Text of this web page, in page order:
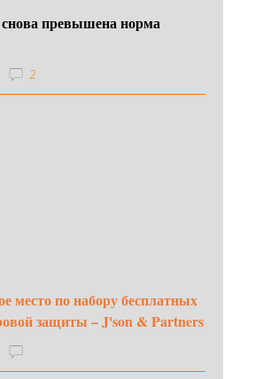
превышена норма
2
место по набору бесплатных
защиты – J'son & Partners